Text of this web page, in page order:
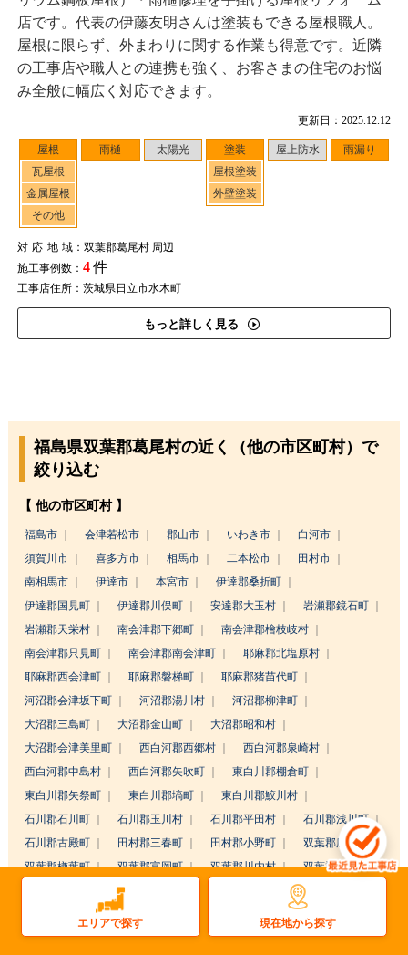
更新日：2025.12.12
屋根
瓦屋根
金属屋根
その他
雨樋 太陽光
塗装
屋根塗装
外壁塗装
屋上防水 雨漏り
対応地域：双葉郡葛尾村 周辺
施工事例数： 4件
工事店住所：茨城県日立市水木町
もっと詳しく見る
店です。代表の伊藤友明さんは塗装もできる屋根職人。
屋根に限らず、外まわりに関する作業も得意です。近隣
の工事店や職人との連携も強く、お客さまの住宅のお悩
み全般に幅広く対応できます。
福島県双葉郡葛尾村の近く（他の市区町村）で
絞り込む
【 他の市区町村 】
福島市 会津若松市 郡山市 いわき市
白河市
須賀川市
喜多方市 相馬市 二本松市
田村市
南相馬市
伊達市 本宮市
伊達郡桑折町
伊達郡国見町
伊達郡川俣町 安達郡大玉村
岩瀬郡鏡石町
岩瀬郡天栄村
南会津郡下郷町
南会津郡檜枝岐村
南会津郡只見町
南会津郡南会津町
耶麻郡北塩原村
耶麻郡西会津町
耶麻郡磐梯町
耶麻郡猪苗代町
河沼郡会津坂下町
河沼郡湯川村
河沼郡柳津町
大沼郡三島町
大沼郡金山町
大沼郡昭和村
大沼郡会津美里町
西白河郡西郷村
西白河郡泉崎村
西白河郡中島村
西白河郡矢吹町
東白川郡棚倉町
東白川郡矢祭町
東白川郡塙町
東白川郡鮫川村
石川郡石川町
石川郡玉川村 石川郡平田村
石川郡浅川町
石川郡古殿町
田村郡三春町 田村郡小野町
双葉郡広野町
双葉郡楢葉町
双葉郡富岡町 双葉郡川内村
双葉郡大熊町
双葉郡浪江町 相馬郡飯舘村
エリアで探す 現在地から探す